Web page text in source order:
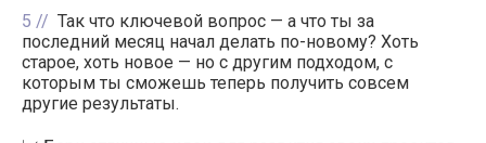
5
Так что ключевой вопрос — а что ты за
последний месяц начал делать по-новому? Хоть
старое, хоть новое — но с другим подходом, с
которым ты сможешь теперь получить совсем
другие результаты.